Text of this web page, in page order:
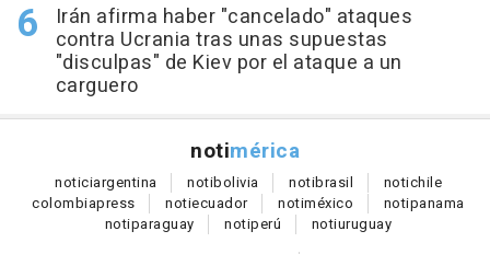
Irán afirma haber "cancelado" ataques
contra Ucrania tras unas supuestas
"disculpas" de Kiev por el ataque a un
carguero
notimérica
noticiargentina notibolivia notibrasil notichile
colombiapress notiecuador notiméxico notipanama
notiparaguay notiperú notiuruguay